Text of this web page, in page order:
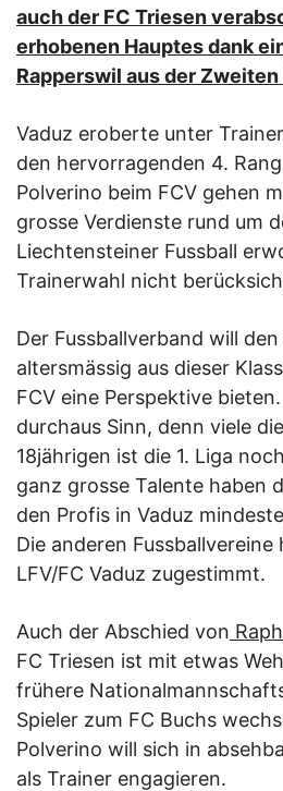
auch der FC Triesen
erhobenen Hauptes dank
Rapperswil aus der Zweiten
Vaduz eroberte unter Trainer
den hervorragenden 4.
Polverino beim FCV gehen
grosse Verdienste rund um
Liechtensteiner Fussball
Trainerwahl nicht
Der Fussballverband will
altersmässig aus dieser
FCV eine Perspektive
durchaus Sinn, denn viele
18jährigen ist die 1. Liga
ganz grosse Talente haben
den Profis in Vaduz
Die anderen Fussballvereine
LFV/FC Vaduz zugestimmt.
Auch der Abschied von
FC Triesen ist mit etwas
frühere
Spieler zum FC Buchs
Polverino will sich in
als Trainer engagieren.